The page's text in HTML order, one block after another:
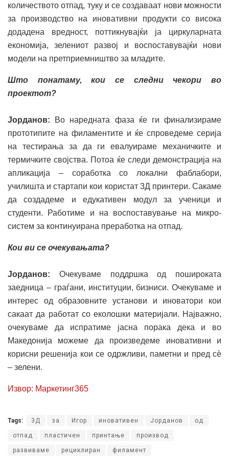
количеството отпад, туку и се создаваат нови можности
за производство на иновативни продукти со висока
додадена вредност, поттикнувајќи ја циркуларната
економија, зелениот развој и воспоставувајќи нови
модели на претприемништво за младите.
Што понатаму, кои се следни чекори во
проектот?
Јорданов: Во наредната фаза ќе ги финализираме
прототипите на филаментите и ќе спроведеме серија
на тестирања за да ги евалуираме механичките и
термичките својства. Потоа ќе следи демонстрација на
апликација – соработка со локални фаблабори,
училишта и стартапи кои користат 3Д принтери. Сакаме
да создадеме и едукативен модул за ученици и
студенти. Работиме и на воспоставување на микро-
систем за континуирана преработка на отпад.
Кои ви се очекувањата?
Јорданов: Очекуваме поддршка од пошироката
заедница – граѓани, институции, бизниси. Очекуваме и
интерес од образовните установи и иноватори кои
сакаат да работат со еколошки материјали. Најважно,
очекуваме да испратиме јасна порака дека и во
Македонија можеме да произведеме иновативни и
корисни решенија кои се одржливи, паметни и пред сè
– зелени.
Извор: Маркетинг365
Tags: 3Д за Игор иновативен Јорданов од
отпад пластичен принтање производ
развиваме рециклиран филамент